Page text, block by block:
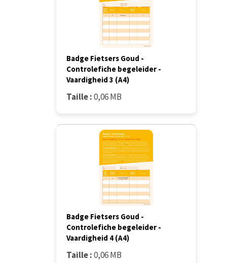
Badge Fietsers Goud -
Controlefiche begeleider -
Vaardigheid 3 (A4)
Taille :0,06 MB
Badge Fietsers Goud -
Controlefiche begeleider -
Vaardigheid 4 (A4)
Taille :0,06 MB